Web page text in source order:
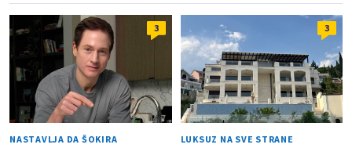
3
NASTAVLJA DA ŠOKIRA
3
LUKSUZ NA SVE STRANE